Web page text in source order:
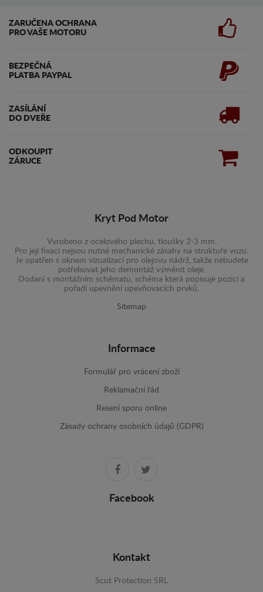
ZARUČENA OCHRANA
PRO VAŠE MOTORU
BEZPEČNÁ
PLATBA PAYPAL
ZASÍLÁNÍ
DO DVEŘE
ODKOUPIT
ZÁRUCE
Kryt Pod Motor
Vyrobeno z ocelového plechu, tloušky 2-3 mm.
Pro její fixaci nejsou nutné mechanické zásahy na struktuře vozu.
Je opatřen s oknem vizualizací pro olejovu nádrž, takže nebudete
potřebovat jeho demontáž výměnit oleje.
Dodaní s montážním schématu, schéma která popisuje pozici a
pořadí upevnění upevňovacích prvků.
Sitemap
Informace
Formulář pro vrácení zboží
Reklamační řád
Resení sporu online
Zásady ochrany osobních údajů (GDPR)
Facebook
Kontakt
Scut Protection SRL